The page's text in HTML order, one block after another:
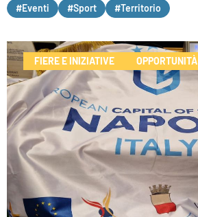
#Eventi #Sport #Territorio
FIERE E INIZIATIVE OPPORTUNITÀ